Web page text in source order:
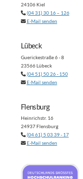
24106 Kiel
(04 31) 30 16 – 126
E-Mail senden
Lübeck
Guerickestraße 6 - 8
23566 Lübeck
(04 51) 50 26 - 150
E-Mail senden
Flensburg
Heinrichstr. 16
24937 Flensburg
(04 61) 5 03 39 - 17
E-Mail senden